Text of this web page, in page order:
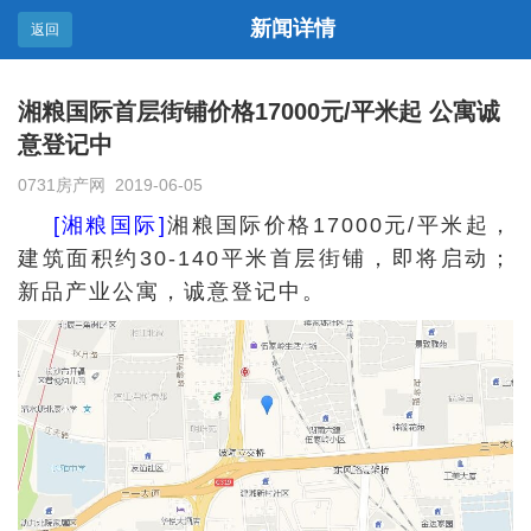
返回 新闻详情
湘粮国际首层街铺价格17000元/平米起 公寓诚
意登记中
0731房产网 2019-06-05
[湘粮国际] 湘粮国际价格17000元/平米起，
建筑面积约30-140平米首层街铺，即将启动；
新品产业公寓，诚意登记中。